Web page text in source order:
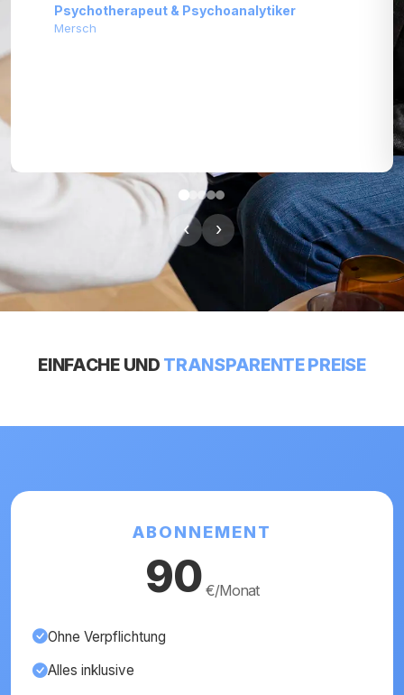
Magali Cahen
Psychologin und Psychotherapeutin in Luxemburg
‹ ›
EINFACHE UND TRANSPARENTE PREISE
ABONNEMENT
90 €/Monat
Ohne Verpflichtung
Alles inklusive